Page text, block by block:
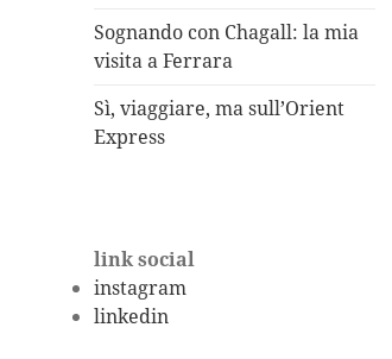
Sognando con Chagall: la mia
visita a Ferrara
Sì, viaggiare, ma sull’Orient
Express
link social
instagram
linkedin